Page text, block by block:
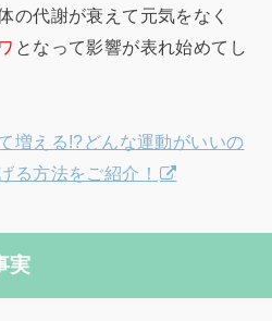
の代謝が衰えて元気をなく
となって影響が表れ始めてし
増える!?どんな運動がいいの
る方法をご紹介！
実